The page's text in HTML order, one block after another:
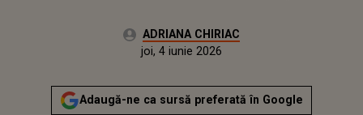
Autor:ADRIANA CHIRIAC
Actualizat:
joi, 4 iunie 2026
Adaugă-ne ca sursă preferată în Google